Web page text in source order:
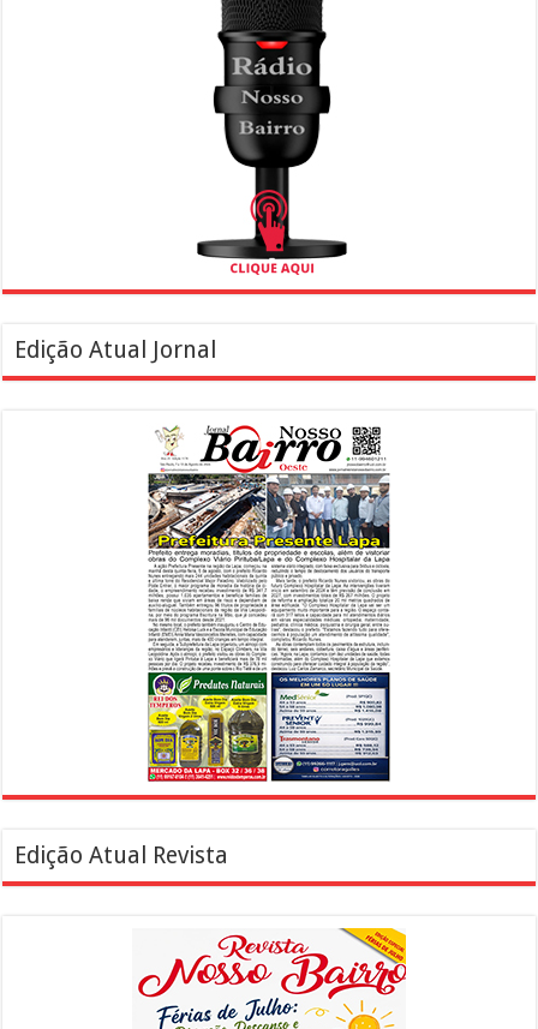
Edição Atual Jornal
Edição Atual Revista